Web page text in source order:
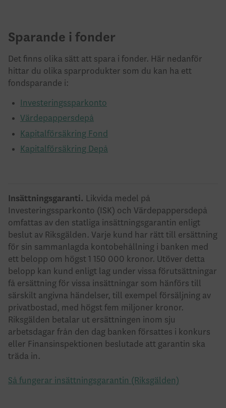
Sparande i fonder
Det finns olika sätt att spara i fonder. Här nedanför
hittar du olika sparprodukter som du kan ha ett
fondsparande i:
Investeringssparkonto
Värdepappersdepå
Kapitalförsäkring Fond
Kapitalförsäkring Depå
Insättningsgaranti. Likvida medel på
Investeringssparkonto (ISK) och Värdepappersdepå
omfattas av den statliga insättningsgarantin enligt
beslut av Riksgälden. Varje kund har rätt till ersättning
för sin sammanlagda kontobehållning i banken med
ett belopp om högst 1 150 000 kronor. Utöver detta
belopp kan kund enligt lag under vissa förutsättningar
få ersättning för vissa insättningar som hänförs till
särskilt angivna händelser, till exempel försäljning av
privatbostad, med högst fem miljoner kronor.
Riksgälden betalar ut ersättningen inom sju
arbetsdagar från den dag banken försattes i konkurs
eller Finansinspektionen beslutade att garantin ska
träda in.
Så fungerar insättningsgarantin (Riksgälden)